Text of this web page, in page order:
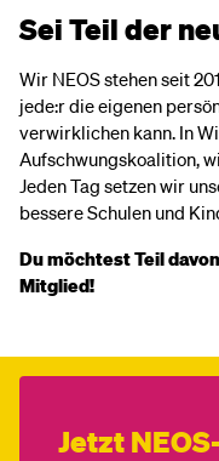
Sei Teil der
Wir NEOS stehen seit
jede:r die eigenen
verwirklichen kann. In
Aufschwungskoalition,
Jeden Tag setzen wir
bessere Schulen und
Du möchtest Teil
Mitglied!
Jetzt